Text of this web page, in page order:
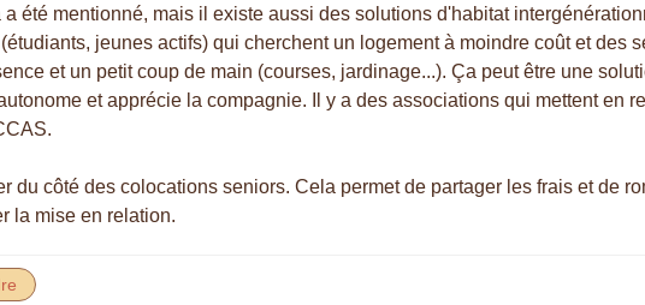
été mentionné, mais il existe aussi des solutions d'habitat
jeunes actifs) qui cherchent un logement à moindre coût et des
et un petit coup de main (courses, jardinage...). Ça peut être une
et apprécie la compagnie. Il y a des associations qui mettent en
du côté des colocations seniors. Cela permet de partager les frais et de
la mise en relation.